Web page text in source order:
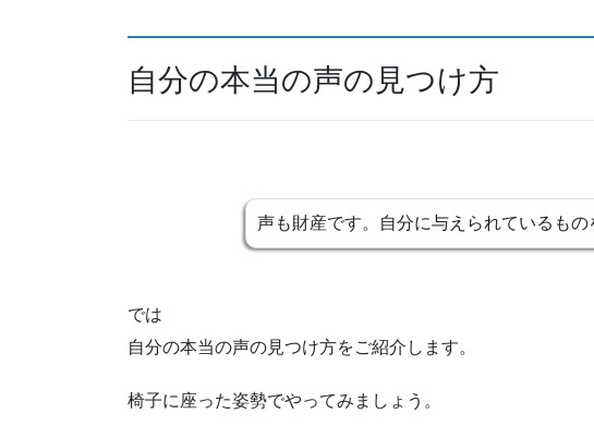
自分の本当の声の見つけ方
声も財産です。自分に与えられているもの
では
自分の本当の声の見つけ方をご紹介します。
椅子に座った姿勢でやってみましょう。